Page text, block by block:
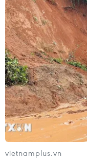
Cộng đồng
nhớ Chủ tịch
19/05/2023 09:42
Nhiều năm sinh
Nguyễn Thu
được học từ khi còn
Việt Nam vẫn còn
vietnamplus.vn